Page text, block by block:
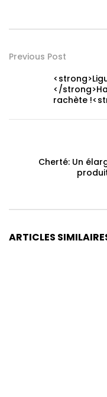
Previous Post
</
rachète
Cherté: Un
ARTICLES